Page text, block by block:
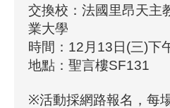
交換校：法國里昂天主
業大學
時間： 12月13日(三)下
地點：聖言樓SF131
※活動採網路報名，每